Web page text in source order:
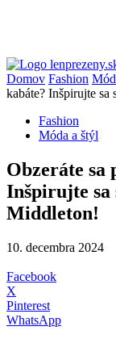
Domov Fashion
kabáte? Inšpirujte
Fashion
Móda a štýl
Obzeráte sa
Inšpirujte sa
Middleton!
10. decembra 2024
Facebook
X
Pinterest
WhatsApp